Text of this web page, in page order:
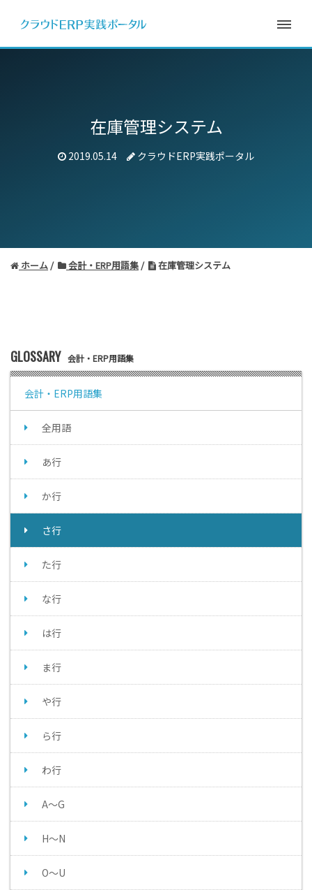
在庫管理システム
2019.05.14 クラウドERP実践ポータル
ホーム 会計・ERP用語集 在庫管理システム
GLOSSARY 会計・ERP用語集
会計・ERP用語集
全用語
あ行
か行
さ行
た行
な行
は行
ま行
や行
ら行
わ行
A～G
H～N
O～U